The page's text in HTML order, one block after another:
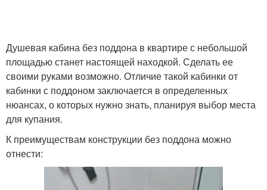
Душевая кабина без поддона в квартире с небольшой
площадью станет настоящей находкой. Сделать ее
своими руками возможно. Отличие такой кабинки от
кабинки с поддоном заключается в определенных
нюансах, о которых нужно знать, планируя выбор места
для купания.
К преимуществам конструкции без поддона можно
отнести: